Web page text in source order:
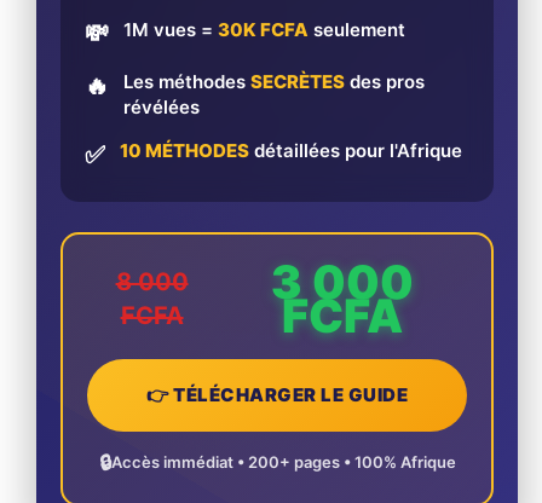
💸 1M vues = 30K FCFA seulement
🔥 Les méthodes SECRÈTES des pros
révélées
✅ 10 MÉTHODES détaillées pour l'Afrique
8 000
FCFA
3 000
FCFA
👉 TÉLÉCHARGER LE GUIDE
🔒Accès immédiat • 200+ pages • 100% Afrique